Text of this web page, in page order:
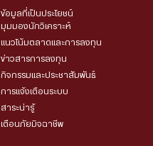
ข้อมูลที่เป็นประโยชน์
มุมมองนักวิเคราะห์
แนวโน้มตลาดและการลงทุน
ข่าวสารการลงทุน
กิจกรรมและประชาสัมพันธ์
การแจ้งเตือนระบบ
สาระน่ารู้
เตือนภัยมิจฉาชีพ